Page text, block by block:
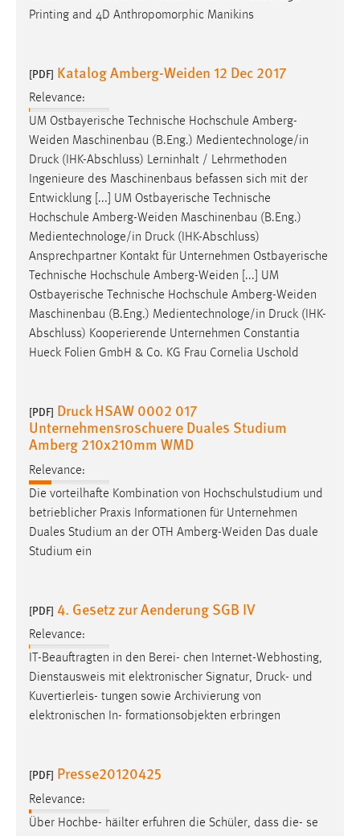
Printing and 4D Anthropomorphic Manikins
[PDF] Katalog Amberg-Weiden 12 Dec 2017
Relevance:
UM Ostbayerische Technische Hochschule Amberg-
Weiden Maschinenbau (B.Eng.) Medientechnologe/in
Druck (IHK-Abschluss) Lerninhalt / Lehrmethoden
Ingenieure des Maschinenbaus befassen sich mit der
Entwicklung [...] UM Ostbayerische Technische
Hochschule Amberg-Weiden Maschinenbau (B.Eng.)
Medientechnologe/in Druck (IHK-Abschluss)
Ansprechpartner Kontakt für Unternehmen Ostbayerische
Technische Hochschule Amberg-Weiden [...] UM
Ostbayerische Technische Hochschule Amberg-Weiden
Maschinenbau (B.Eng.) Medientechnologe/in Druck (IHK-
Abschluss) Kooperierende Unternehmen Constantia
Hueck Folien GmbH & Co. KG Frau Cornelia Uschold
[PDF] Druck HSAW 0002 017
Unternehmensroschuere Duales Studium
Amberg 210x210mm WMD
Relevance:
Die vorteilhafte Kombination von Hochschulstudium und
betrieblicher Praxis Informationen für Unternehmen
Duales Studium an der OTH Amberg-Weiden Das duale
Studium ein
[PDF] 4. Gesetz zur Aenderung SGB IV
Relevance:
IT-Beauftragten in den Berei- chen Internet-Webhosting,
Dienstausweis mit elektronischer Signatur, Druck- und
Kuvertierleis- tungen sowie Archivierung von
elektronischen In- formationsobjekten erbringen
[PDF] Presse20120425
Relevance:
Über Hochbe- häilter erfuhren die Schüler, dass die- se